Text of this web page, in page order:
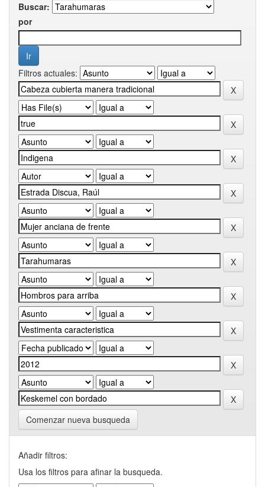
Buscar:
por
Filtros actuales:
Comenzar nueva busqueda
Añadir filtros:
Usa los filtros para afinar la busqueda.